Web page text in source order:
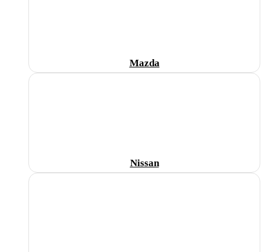
Mazda
Nissan